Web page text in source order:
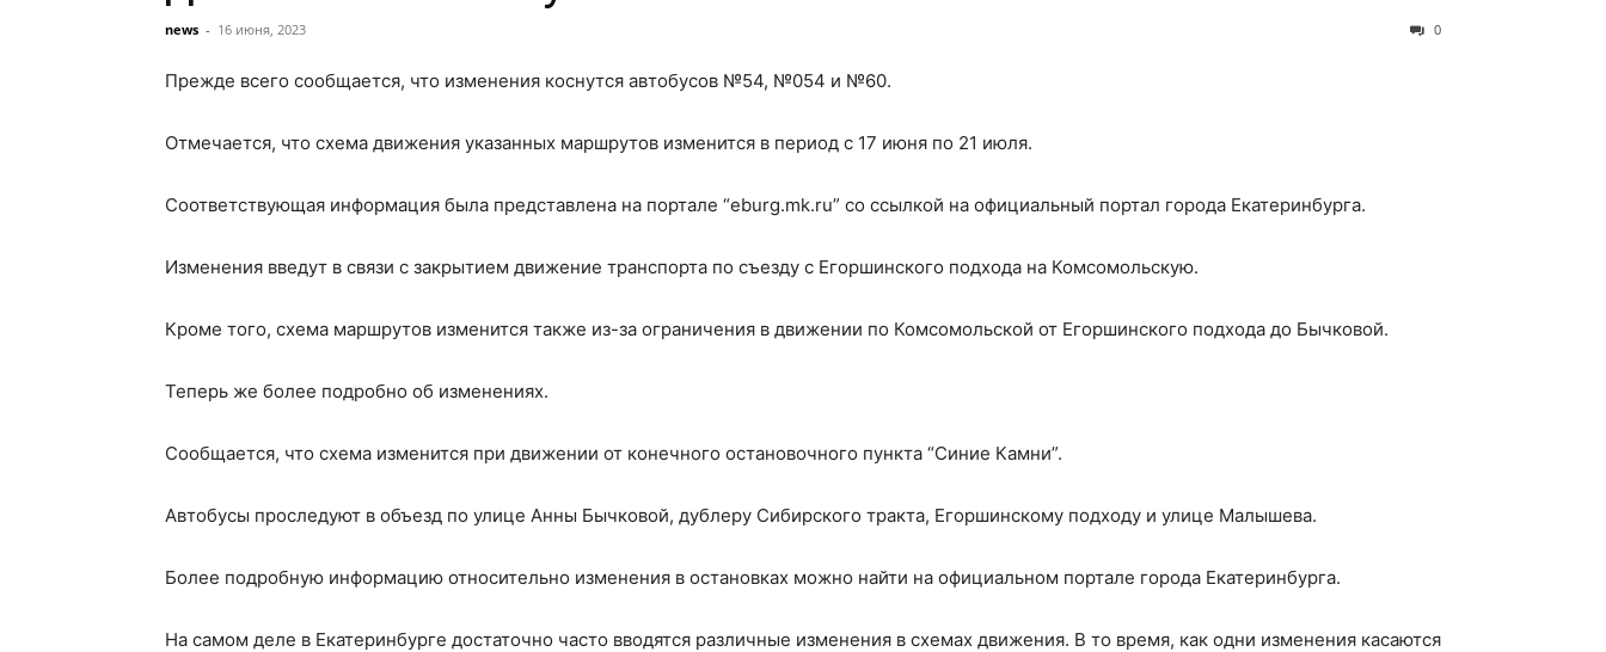
news - 16 июня, 2023 0
Прежде всего сообщается, что изменения коснутся автобусов №54, №054 и №60.
Отмечается, что схема движения указанных маршрутов изменится в период с 17 июня по 21 июля.
Соответствующая информация была представлена на портале “eburg.mk.ru” со ссылкой на официальный портал города Екатеринбурга.
Изменения введут в связи с закрытием движение транспорта по съезду с Егоршинского подхода на Комсомольскую.
Кроме того, схема маршрутов изменится также из-за ограничения в движении по Комсомольской от Егоршинского подхода до Бычковой.
Теперь же более подробно об изменениях.
Сообщается, что схема изменится при движении от конечного остановочного пункта “Синие Камни”.
Автобусы проследуют в объезд по улице Анны Бычковой, дублеру Сибирского тракта, Егоршинскому подходу и улице Малышева.
Более подробную информацию относительно изменения в остановках можно найти на официальном портале города Екатеринбурга.
На самом деле в Екатеринбурге достаточно часто вводятся различные изменения в схемах движения. В то время, как одни изменения касаются